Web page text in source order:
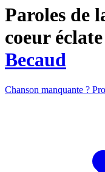
Paroles de
coeur
Becaud
Chanson manquante ?